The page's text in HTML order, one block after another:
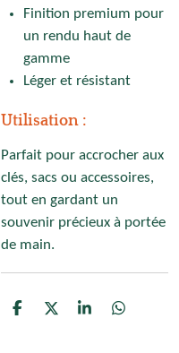
Finition premium pour
un rendu haut de
gamme
Léger et résistant
Utilisation :
Parfait pour accrocher aux
clés, sacs ou accessoires,
tout en gardant un
souvenir précieux à portée
de main.
P
P
P
P